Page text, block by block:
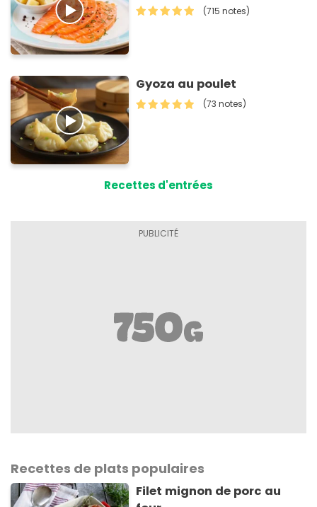
(715 notes)
Gyoza au poulet
(73 notes)
Recettes d'entrées
Recettes de plats populaires
Filet mignon de porc au